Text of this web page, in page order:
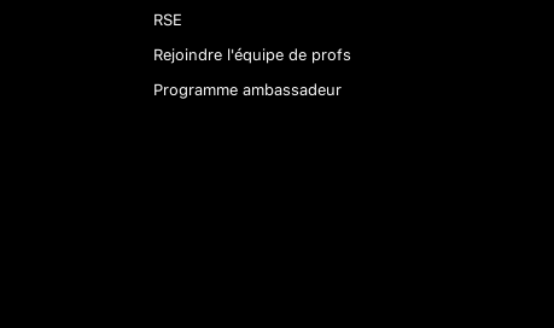
RSE
Rejoindre l'équipe de profs
Programme ambassadeur